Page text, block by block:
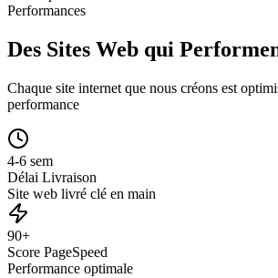
Performances
Des Sites Web qui
Chaque site internet que nous créons est
performance
4-6 sem
Délai Livraison
Site web livré clé en main
90+
Score PageSpeed
Performance optimale